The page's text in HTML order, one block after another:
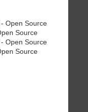
Open Source
Source
Open Source
Source